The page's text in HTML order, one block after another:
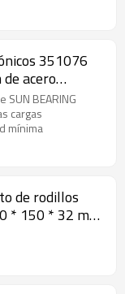
351076
acero
BEARING
cargas
mínima
de rodillos
* 150 * 32 mm